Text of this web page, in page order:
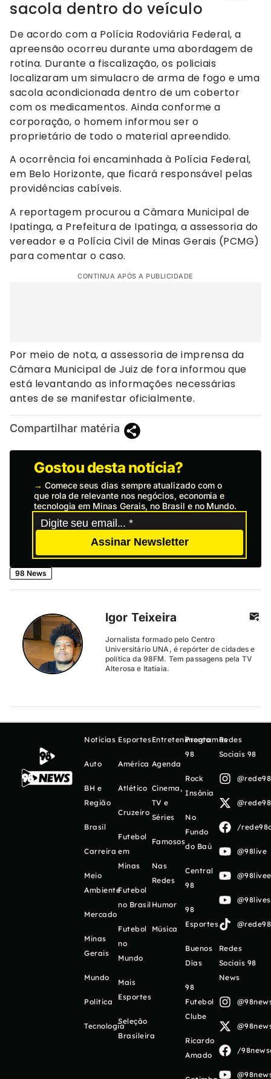
sacola dentro do veículo
De acordo com a Polícia Rodoviária Federal, a
apreensão ocorreu durante uma abordagem de
rotina. Durante a fiscalização, os policiais
localizaram um simulacro de arma de fogo e uma
sacola acondicionada dentro de um cobertor
com os medicamentos. Ainda conforme a
corporação, o homem informou ser o
proprietário de todo o material apreendido.
A ocorrência foi encaminhada à Polícia Federal,
em Belo Horizonte, que ficará responsável pelas
providências cabíveis.
A reportagem procurou a Câmara Municipal de
Ipatinga, a Prefeitura de Ipatinga, a assessoria do
vereador e a Polícia Civil de Minas Gerais (PCMG)
para comentar o caso.
CONTINUA APÓS A PUBLICIDADE
Por meio de nota, a assessoria de imprensa da
Câmara Municipal de Juiz de fora informou que
está levantando as informações necessárias
antes de se manifestar oficialmente.
Compartilhar matéria
Gostou desta notícia?
→ Comece seus dias sempre atualizado com o
que rola de relevante nos negócios, economia e
tecnologia em Minas Gerais, no Brasil e no Mundo.
Assinar Newsletter
98 News
Igor Teixeira
Jornalista formado pelo Centro
Universitário UNA, é repórter de cidades e
política da 98FM. Tem passagens pela TV
Alterosa e Itatiaia.
Notícias
Auto
BH e
Região
Brasil
Carreira
Meio
Ambiente
Mercado
Minas
Gerais
Mundo
Política
Tecnologia
Esportes
América
Atlético
Cruzeiro
Futebol
em
Minas
Futebol
no Brasil
Futebol
no
Mundo
Mais
Esportes
Seleção
Brasileira
Entretenimento
Agenda
Cinema,
TV e
Séries
Famosos
Nas
Redes
Humor
Música
Programas
98
Rock
Insônia
No
Fundo
do Baú
Central
98
98
Esportes
Buenos
Días
98
Futebol
Clube
Ricardo
Amado
Redes
Sociais 98
/
@98live
Redes
Sociais 98
News
/